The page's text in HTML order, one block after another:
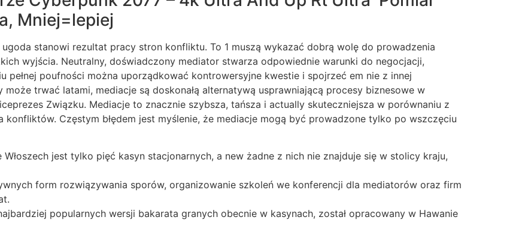
Mniej=lepiej
stanowi rezultat pracy stron konfliktu. To 1 muszą wykazać dobrą wolę do prowadzenia
wyjścia. Neutralny, doświadczony mediator stwarza odpowiednie warunki do negocjacji,
pełnej poufności można uporządkować kontrowersyjne kwestie i spojrzeć em nie z innej
trwać latami, mediacje są doskonałą alternatywą usprawniającą procesy biznesowe w
Związku. Mediacje to znacznie szybsza, tańsza i actually skuteczniejsza w porównaniu z
Częstym błędem jest myślenie, że mediacje mogą być prowadzone tylko po wszczęciu
jest tylko pięć kasyn stacjonarnych, a new żadne z nich nie znajduje się w stolicy kraju,
form rozwiązywania sporów, organizowanie szkoleń we konferencji dla mediatorów oraz firm
popularnych wersji bakarata granych obecnie w kasynach, został opracowany w Hawanie